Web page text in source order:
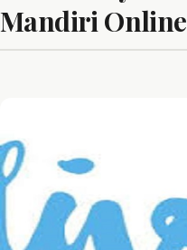
Mandiri Online